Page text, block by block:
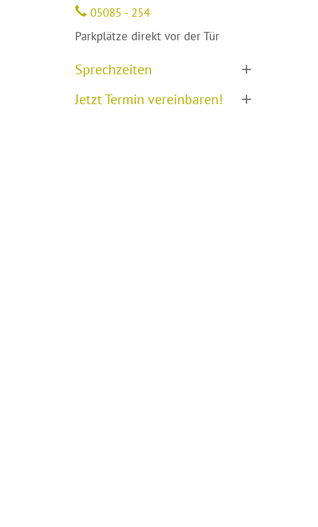
05085 - 254
Parkplätze direkt vor der Tür
Sprechzeiten
Jetzt Termin vereinbaren!